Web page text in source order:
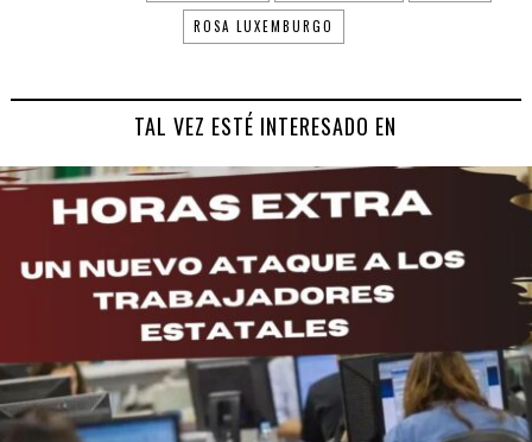
ROSA LUXEMBURGO
TAL VEZ ESTÉ INTERESADO EN